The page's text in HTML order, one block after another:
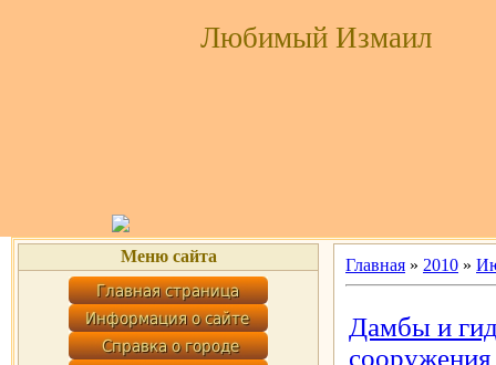
Любимый Измаил
Меню сайта Главная » 2010 »
Дамбы и
сооружения